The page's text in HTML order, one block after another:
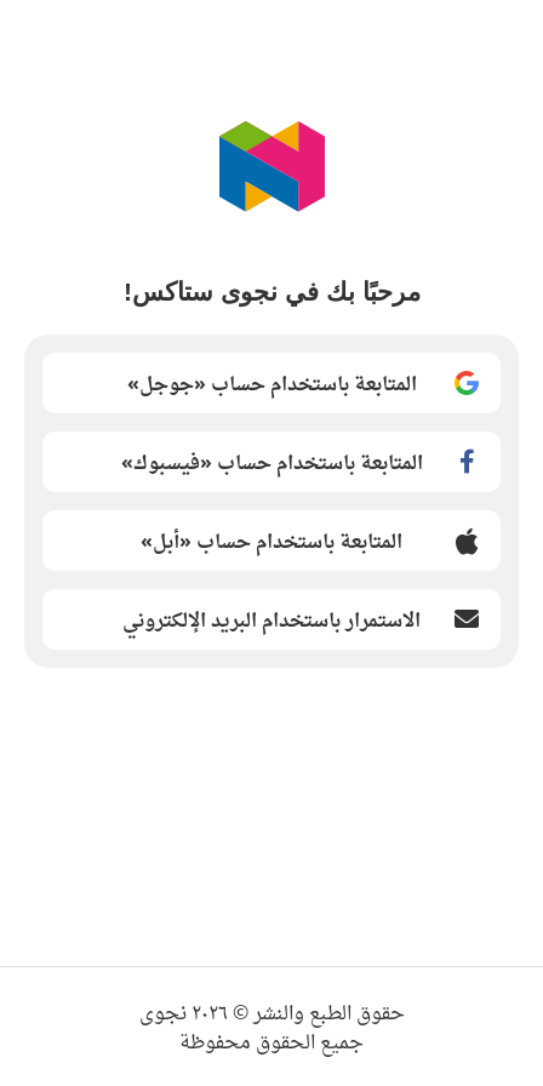
مرحبًا بك في نجوى ستاكس!
المتابعة باستخدام حساب «جوجل»
المتابعة باستخدام حساب «فيسبوك»
المتابعة باستخدام حساب «أبل»
الاستمرار باستخدام البريد الإلكتروني
حقوق الطبع والنشر © ٢٠٢٦ نجوى
جميع الحقوق محفوظة